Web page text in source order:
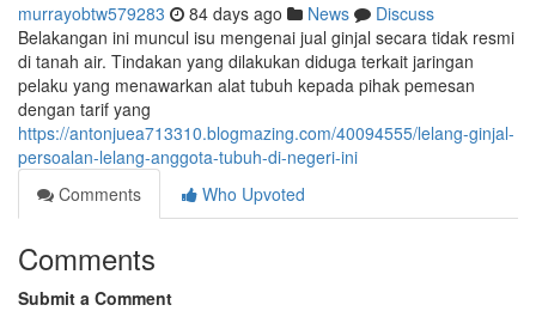
murrayobtw579283 84 days ago News
Discuss
Belakangan ini muncul isu mengenai jual ginjal secara tidak resmi
di tanah air. Tindakan yang dilakukan diduga terkait jaringan
pelaku yang menawarkan alat tubuh kepada pihak pemesan
dengan tarif yang
https://antonjuea713310.blogmazing.com/40094555/lelang-ginjal-
persoalan-lelang-anggota-tubuh-di-negeri-ini
Comments
Who Upvoted
Comments
Submit a Comment